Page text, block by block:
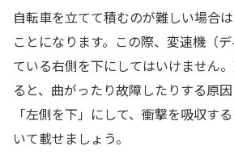
自転車を立てて積むのが難しい場合
ことになります。この際、変速機（
ている右側を下にしてはいけません
ると、曲がったり故障したりする原
「左側を下」にして、衝撃を吸収す
いて載せましょう。